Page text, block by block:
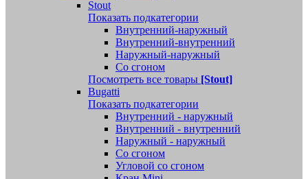
Stout
Показать подкатегории
Внутренний-наружный
Внутренний-внутренний
Наружный-наружный
Со сгоном
Посмотреть все товары [Stout]
Bugatti
Показать подкатегории
Внутренний - наружный
Внутренний - внутренний
Наружный - наружный
Со сгоном
Угловой со сгоном